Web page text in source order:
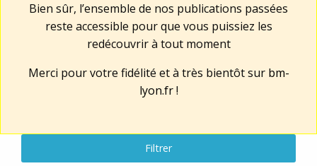
Bien sûr, l’ensemble de nos publications passées
reste accessible pour que vous puissiez les
redécouvrir à tout moment
Merci pour votre fidélité et à très bientôt sur bm-
lyon.fr!
Filtrer